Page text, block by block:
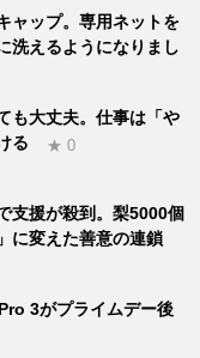
ャップ。専用ネットを
洗えるようになりまし
も大丈夫。仕事は「や
る
★ 0
支援が殺到。梨5000個
に変えた善意の連鎖
3がプライムデー後